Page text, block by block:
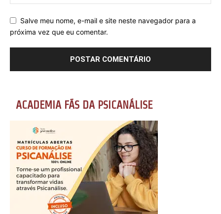
Salve meu nome, e-mail e site neste navegador para a
próxima vez que eu comentar.
ACADEMIA FÃS DA PSICANÁLISE